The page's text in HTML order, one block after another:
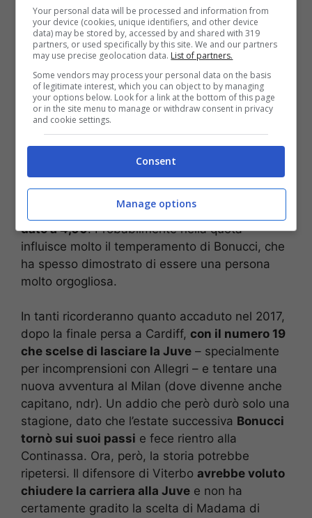
Anche Bonucci all’Inter dopo Cuadrado: tifosi gelati – Foto
ANSA – Stopandgoal.net
drasticamente la quotadi un eventuale
trasferimento di Bonucci a Milano sponda
nerazzurra. Al momento, infatti, il passaggio del
difensore della Nazionale italiana all’Inter
dato a 4,00. Probabilmente nella quota
influisce molto il temperamento di Bonucci, che
ha spesso dimostrato di essere una persona
molto orgogliosa.
In tanti ricorderanno quanto accaduto nel 2017,
dopo la finale persa a Cardiff, con il numero 19
che scelse di lasciare la Juve – specialmente
per incomprensioni con Allegri – e tentare una
nuova avventura al Milan (dove divenne anche
capitano, ndr). Un addio che però durò solo una
stagione, dato che l’estate successiva Bonucci
tornò sui suoi passi e fece rientro alla
Continassa. Ora, però, la storia potrebbe
ripetersi. Il difensore di Viterbo avrebbe voluto
chiudere la carriera alla Juve e non ha
certamente gradito la scelta di Madama di
Your personal data will be processed and information from
your device (cookies, unique identifiers, and other device
data) may be stored by, accessed by and shared with 319
partners, or used specifically by this site. We and our partners
may use precise geolocation data. List of partners.
Some vendors may process your personal data on the basis
of legitimate interest, which you can object to by managing
your options below. Look for a link at the bottom of this page
or in the site menu to manage or withdraw consent in privacy
and cookie settings.
Consent
Manage options